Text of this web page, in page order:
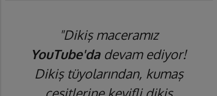
"Dikiş maceramız
YouTube'dadevam ediyor!
Dikiş tüyolarından, kumaş
çeşitlerine keyifli dikiş